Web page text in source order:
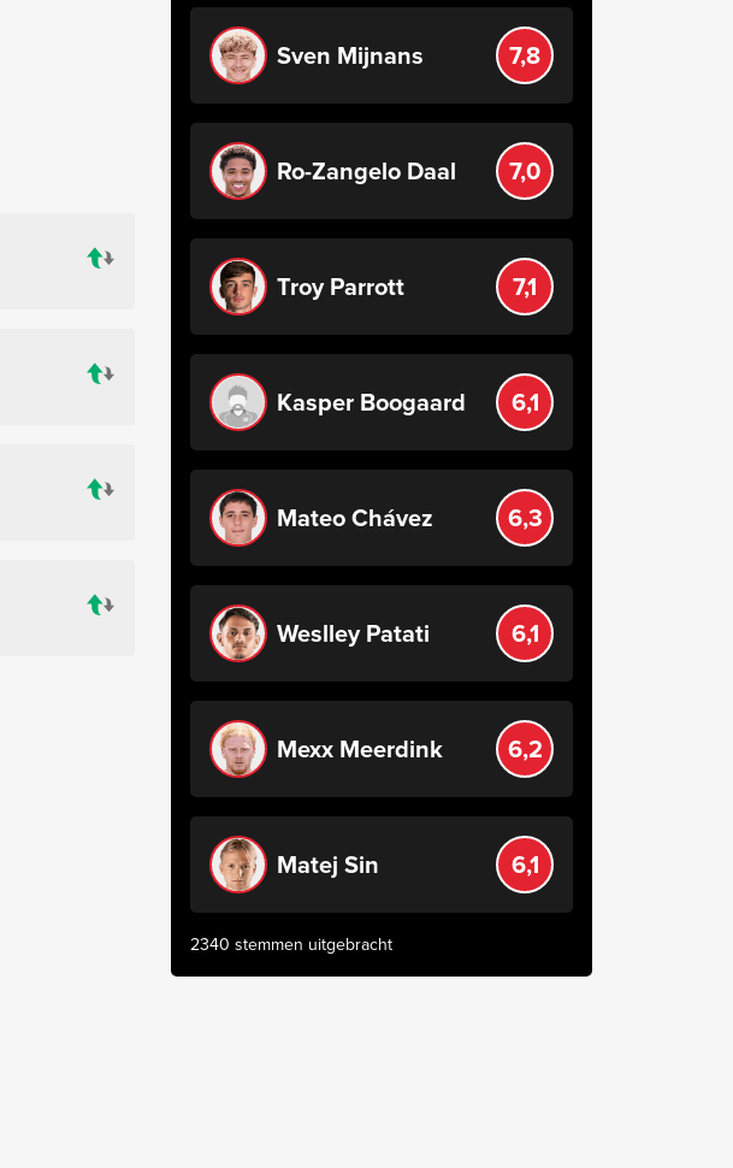
Sven Mijnans 7,8
Ro-Zangelo Daal 7,0
Troy Parrott 7,1
Kasper Boogaard 6,1
Mateo Chávez 6,3
Weslley Patati 6,1
Mexx Meerdink 6,2
Matej Sin 6,1
2340 stemmen uitgebracht